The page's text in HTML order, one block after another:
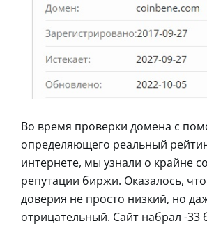
Во время проверки домена с
определяющего реальный
интернете, мы узнали о крайне
репутации биржи. Оказалось,
доверия не просто низкий, но
отрицательный. Сайт набрал -33